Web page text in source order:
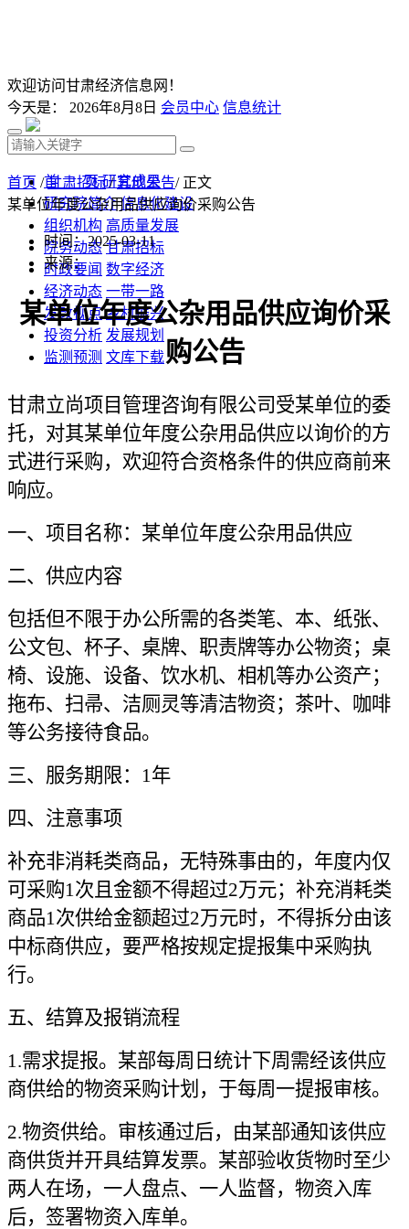
欢迎访问甘肃经济信息网！
今天是： 2026年8月8日 会员中心 信息统计
首 页 研究成果
研究院简介 信息化建设
组织机构 高质量发展
院务动态 甘肃招标
时政要闻 数字经济
经济动态 一带一路
发改视点 乡村振兴
投资分析 发展规划
监测预测 文库下载
首页 /甘肃招标/其他公告/ 正文
某单位年度公杂用品供应询价采购公告
时间：2025-03-11
来源：
某单位年度公杂用品供应询价采
购公告
甘肃立尚项目管理咨询有限公司受某单位的委
托，对其某单位年度公杂用品供应以询价的方
式进行采购，欢迎符合资格条件的供应商前来
响应。
一、项目名称： 某单位年度公杂用品供应
二、供应内容
包括但不限于办公所需的各类笔、本、纸张、
公文包、杯子、桌牌、职责牌等办公物资；桌
椅、设施、设备、饮水机、相机等办公资产；
拖布、扫帚、洁厕灵等清洁物资；茶叶、咖啡
等公务接待食品。
三、服务期限： 1年
四、注意事项
补充非消耗类商品，无特殊事由的，年度内仅
可采购1次且金额不得超过2万元；补充消耗类
商品1次供给金额超过2万元时，不得拆分由该
中标商供应，要严格按规定提报集中采购执
行。
五、结算及报销流程
1.需求提报。某部每周日统计下周需经该供应
商供给的物资采购计划，于每周一提报审核。
2.物资供给。审核通过后，由某部通知该供应
商供货并开具结算发票。某部验收货物时至少
两人在场，一人盘点、一人监督，物资入库
后，签署物资入库单。